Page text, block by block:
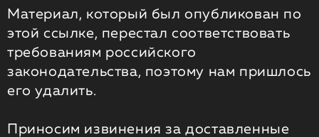
Материал, который был опубликован по
этой ссылке, перестал соответствовать
требованиям российского
законодательства, поэтому нам пришлось
его удалить.
Приносим извинения за доставленные